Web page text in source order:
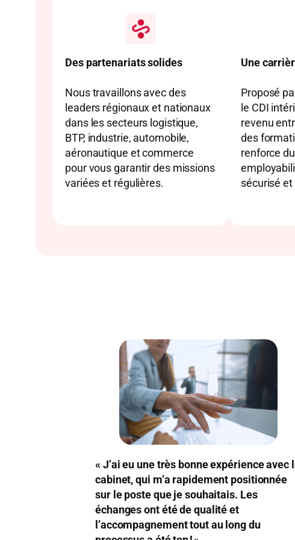
Des partenariats solides
Nous travaillons avec des
leaders régionaux et nationaux
dans les secteurs logistique,
BTP, industrie, automobile,
aéronautique et commerce
pour vous garantir des missions
variées et régulières.
Une
Proposé
le CDI
revenu
des
renforce
sécurisé
« J’ai eu une très bonne expérience avec
cabinet, qui m’a rapidement positionnée
sur le poste que je souhaitais. Les
échanges ont été de qualité et
l’accompagnement tout au long du